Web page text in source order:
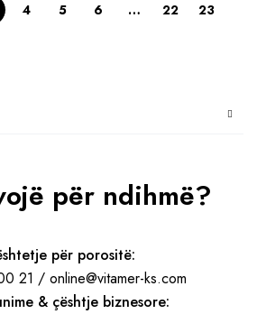
4 5 6 … 22
23
për ndihmë?
për porositë:
21 / online@vitamer-ks.com
& çështje biznesore: